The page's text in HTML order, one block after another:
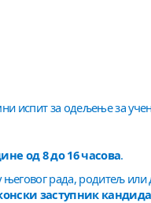
испит за одељење за
од 8 до 16 часова.
рада, родитељ или
заступник